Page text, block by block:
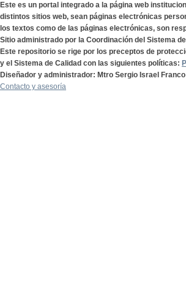
Este es un portal integrado a la página web
distintos sitios web, sean páginas electrónicas
los textos como de las páginas electrónicas, son
Sitio administrado por la Coordinación del Sistema
Este repositorio se rige por los preceptos de
y el Sistema de Calidad con las siguientes políticas:
Diseñador y administrador: Mtro Sergio Israel
Contacto y asesoría